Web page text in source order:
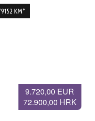
9.720,00 EUR
72.900,00 HRK
KM*